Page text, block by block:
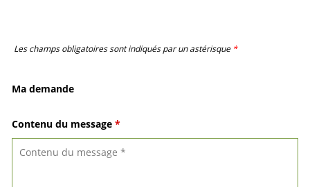
Les champs obligatoires sont indiqués par un astérisque *
Ma demande
Contenu du message *